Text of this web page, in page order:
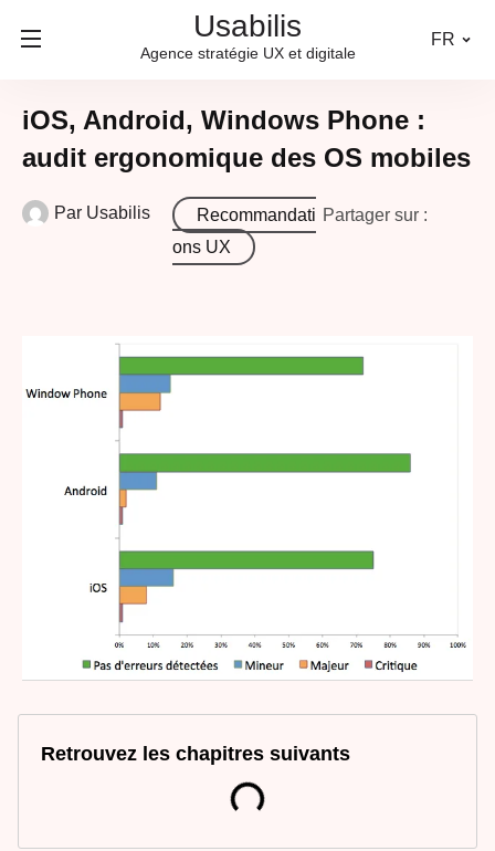
Usabilis
Agence stratégie UX et digitale
FR
iOS, Android, Windows Phone :
audit ergonomique des OS mobiles
Par Usabilis
Recommandati
ons UX
Partager sur :
Retrouvez les chapitres suivants